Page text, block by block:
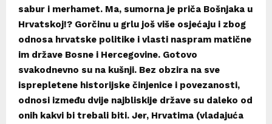
sabur i merhamet. Ma, sumorna je priča Bošnjaka u
Hrvatskoj!? Gorčinu u grlu još više osjećaju i zbog
odnosa hrvatske politike i vlasti naspram matične
im države Bosne i Hercegovine. Gotovo
svakodnevno su na kušnji. Bez obzira na sve
isprepletene historijske činjenice i povezanosti,
odnosi između dvije najbliskije države su daleko od
onih kakvi bi trebali biti. Jer, Hrvatima (vladajuća